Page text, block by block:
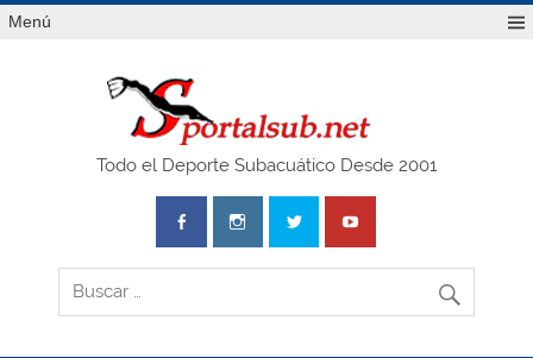
Saltar
alMenú
Todo el Deporte Subacuático Desde 2001